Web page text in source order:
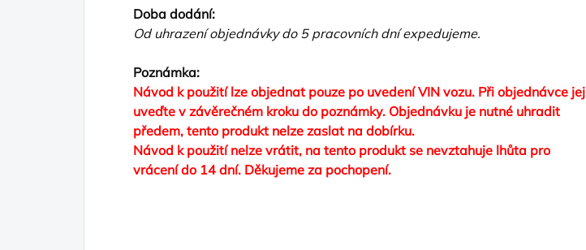
Doba dodání:
Od uhrazení objednávky do 5 pracovních dní expedujeme.
Poznámka:
Návod k použití lze objednat pouze po uvedení VIN vozu. Při objednávce jej
uveďte v závěrečném kroku do poznámky. Objednávku je nutné uhradit
předem, tento produkt nelze zaslat na dobírku.
Návod k použití nelze vrátit, na tento produkt se nevztahuje lhůta pro
vrácení do 14 dní. Děkujeme za pochopení.